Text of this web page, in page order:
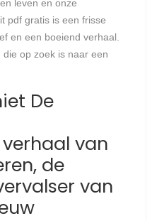
leven en onze
pdf gratis is een frisse
en een boeiend verhaal.
op zoek is naar een
De
van
de
van